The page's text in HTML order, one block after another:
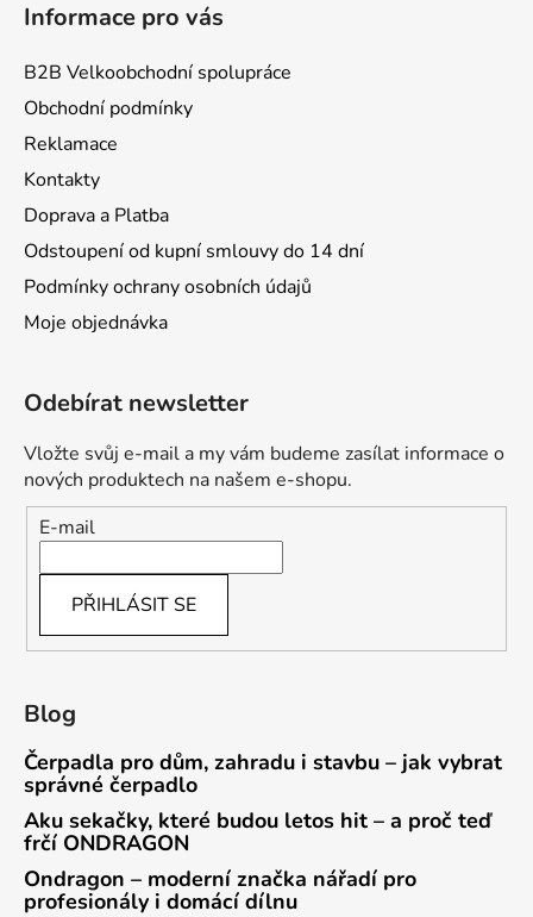
Informace pro vás
B2B Velkoobchodní spolupráce
Obchodní podmínky
Reklamace
Kontakty
Doprava a Platba
Odstoupení od kupní smlouvy do 14 dní
Podmínky ochrany osobních údajů
Moje objednávka
Odebírat newsletter
Vložte svůj e-mail a my vám budeme zasílat informace o
nových produktech na našem e-shopu.
E-mail
PŘIHLÁSIT SE
Blog
Čerpadla pro dům, zahradu i stavbu – jak vybrat
správné čerpadlo
Aku sekačky, které budou letos hit – a proč teď
frčí ONDRAGON
Ondragon – moderní značka nářadí pro
profesionály i domácí dílnu